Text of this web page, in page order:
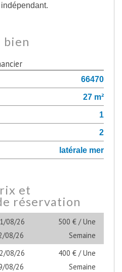
bien
66470
27 m²
1
2
latérale mer
et
réservation
08/26
08/26
500 € / Une
Semaine
08/26
08/26
400 € / Une
Semaine